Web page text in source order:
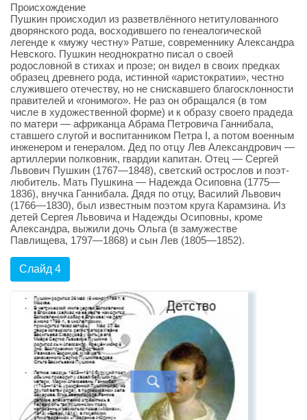
Происхождение
Пушкин происходил из разветвлённого нетитулованного
дворянского рода, восходившего по генеалогической
легенде к «мужу честну» Ратше, современнику Александра
Невского. Пушкин неоднократно писал о своей
родословной в стихах и прозе; он видел в своих предках
образец древнего рода, истинной «аристократии», честно
служившего отечеству, но не снискавшего благосклонности
правителей и «гонимого». Не раз он обращался (в том
числе в художественной форме) и к образу своего прадеда
по матери — африканца Абрама Петровича Ганнибала,
ставшего слугой и воспитанником Петра I, а потом военным
инженером и генералом. Дед по отцу Лев Александрович —
артиллерии полковник, гвардии капитан. Отец — Сергей
Львович Пушкин (1767—1848), светский острослов и поэт-
любитель. Мать Пушкина — Надежда Осиповна (1775—
1836), внучка Ганнибала. Дядя по отцу, Василий Львович
(1766—1830), был известным поэтом круга Карамзина. Из
детей Сергея Львовича и Надежды Осиповны, кроме
Александра, выжили дочь Ольга (в замужестве
Павлищева, 1797—1868) и сын Лев (1805—1852).
Слайд 4